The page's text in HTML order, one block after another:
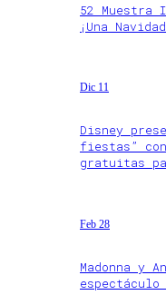
52 Muestra
¡Una
Dic 11
Disney
fiestas”
gratuitas
Feb 28
Madonna y
espectáculo